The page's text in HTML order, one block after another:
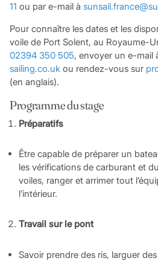
11 ou par e-mail à
Pour connaître les dates et les
voile de Port Solent, au Royaume-
02394 350 505, envoyer un e-mail
sailing.co.ukou rendez-vous sur
(en anglais).
Programme du stage
Préparatifs
Être capable de préparer un
les vérifications de carburant et
voiles, ranger et arrimer tout
l’intérieur.
Travail sur le pont
Savoir prendre des ris, larguer